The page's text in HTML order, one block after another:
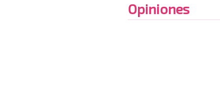
Opiniones